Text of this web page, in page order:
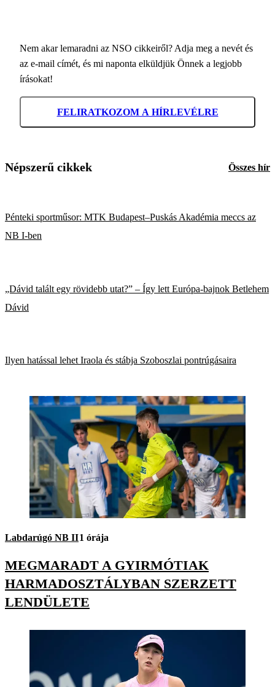
Nem akar lemaradni az NSO cikkeiről? Adja meg a nevét és
az e-mail címét, és mi naponta elküldjük Önnek a legjobb
írásokat!
FELIRATKOZOM A HÍRLEVÉLRE
Népszerű cikkek Összes hír
Pénteki sportműsor: MTK Budapest–Puskás Akadémia meccs az
NB I-ben
„Dávid talált egy rövidebb utat?” – Így lett Európa-bajnok Betlehem
Dávid
Ilyen hatással lehet Iraola és stábja Szoboszlai pontrúgásaira
Labdarúgó NB II1 órája
MEGMARADT A GYIRMÓTIAK
HARMADOSZTÁLYBAN SZERZETT
LENDÜLETE